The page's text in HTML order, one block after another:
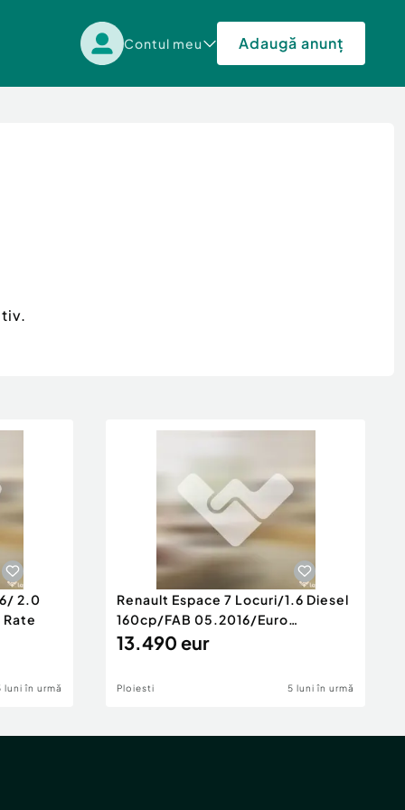
Contul meu Adaugă anunț
2.0
luni în urmă
Renault Espace 7 Locuri/1.6 Diesel
160cp/FAB 05.2016/Euro
6/Posibilita
13.490 eur
Ploiesti 5 luni în urmă